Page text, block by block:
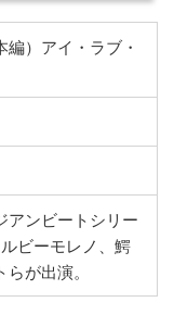
）アイ・ラブ・
アンビートシリー
ビーモレノ、鰐
が出演。